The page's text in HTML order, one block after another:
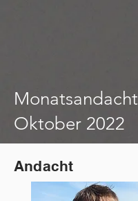
Monatsandacht
Oktober 2022
Andacht